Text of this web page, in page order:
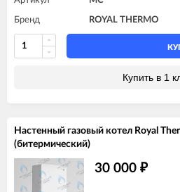
Бренд ROYAL THERMO
Купить в 1
Настенный газовый котел Royal
(битермический)
30 000 ₽